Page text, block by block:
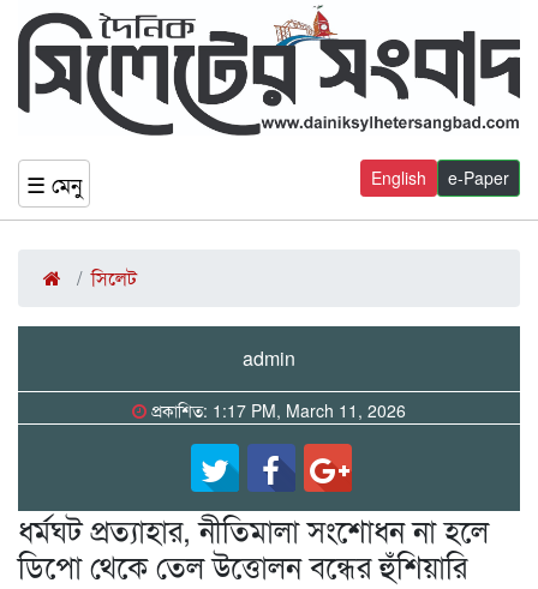
☰ মেনু e-Paper
English
সিলেট
admin
প্রকাশিত: 1:17 PM, March 11, 2026
ধর্মঘট প্রত্যাহার, নীতিমালা সংশোধন না হলে
ডিপো থেকে তেল উত্তোলন বন্ধের হুঁশিয়ারি